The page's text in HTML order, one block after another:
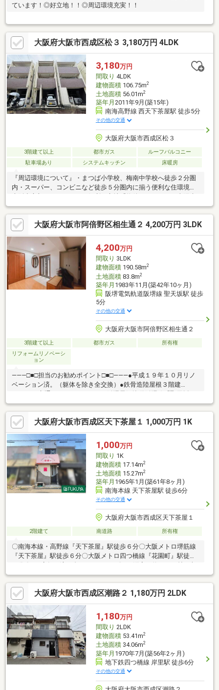
ています！◎好立地！！◎周辺環境充実！！
大阪府大阪市西成区松３ 3,180万円 4LDK
3,180万円
間取り 4LDK
建物面積106.75m2
土地面積56.01m2
築年月 2011年9月(築15年)
南海高野線 西天下茶屋駅 徒歩5分
その他の交通
大阪府大阪市西成区松３
3階建て以上 都市ガス
ルーフバルコニー
駐車場あり
システムキッチン 床暖房
『周辺環境について』・まつば小学校、梅南中学校へ徒歩２分圏
内・スーパー、コンビニなど徒歩５分圏内に揃う便利な住環境・
発電システム搭載！エコで安心な暮らし☆・収納スペースが豊富
な４ＬＤＫ＋ガレージ・２階部分ＬＤＫと水廻りにつき生活動線
がスムーズ・屋上バルコニーあり☆住宅ローンについても広い視
野と豊富な知識でご提案致します！・住宅ローンが通るかどうか
不安…などお気軽にお問い合わせください。☆『資金計画書』の
無料作成も実施中☆☆当社について・ご不安点ゼロを目標に接客
を心掛けています！
大阪府大阪市阿倍野区相生通２ 4,200万円 3LDK
4,200万円
間取り 3LDK
建物面積190.58m2
土地面積83.8m2
築年月 1983年11月(築42年10ヶ月)
阪堺電気軌道阪堺線 聖天坂駅 徒歩
5分
その他の交通
大阪府大阪市阿倍野区相生通２
3階建て以上 都市ガス
所有権
リフォームリノベーシ
ョン
―――□■□担当のお勧めポイント□■□―――●平成１９年１０月リノ
ベーション済。（躯体を除き全交換）●鉄骨造陸屋根３階建
駅徒歩５分●阪堺電気軌道上町線「北畠」駅徒歩１０分●南海電鉄
南海本線「天下茶屋」駅徒歩１４分
大阪府大阪市西成区天下茶屋１ 1,000万円 1K
1,000万円
間取り 1K
建物面積17.14m2
土地面積15.27m2
築年月 1965年1月(築61年8ヶ月)
南海本線 天下茶屋駅 徒歩6分
その他の交通
大阪府大阪市西成区天下茶屋１
2階建て 南道路 所有権
〇南海本線・高野線『天下茶屋』駅徒歩６分〇大阪メトロ堺筋線
『天下茶屋』駅徒歩６分〇大阪メトロ四つ橋線『花園町』駅徒歩
納スペースあり、南向きの窓あり〇周辺環境充実〇空家につきゆ
っくりご内覧いただけます〇詳細はお気軽にお問い合わせくださ
い◆築年月不詳 ◆増築未登記有■ 90店舗以上のFUKUYAネット
ワークでサポートいたします！ ■■ 家を買うとき・売るときは
福屋不動産販売 難波店にお任せください。 ■■ 皆様のご来店を
難波店スタッフ一同心よりお待ち申し上げます。 ■
大阪府大阪市西成区潮路２ 1,180万円 2LDK
1,180万円
間取り 2LDK
建物面積53.41m2
土地面積34.06m2
築年月 1970年7月(築56年2ヶ月)
地下鉄四つ橋線 岸里駅 徒歩6分
その他の交通